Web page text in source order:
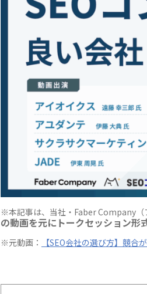
※本記事は、当社・Faber Company（
の動画を元にトークセッション形
※元動画：
【SEO会社の選び方】競合